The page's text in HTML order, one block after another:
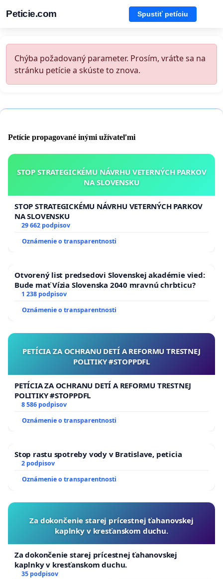
Peticie.com Spustiť petíciu
Chýba požadovaný parameter. Prosím, vráťte sa na
stránku petície a skúste to znova.
Petície propagované inými užívateľmi
STOP STRATEGICKÉMU NÁVRHU VETERNÝCH PARKOV
NA SLOVENSKU
STOP STRATEGICKÉMU NÁVRHU VETERNÝCH PARKOV
NA SLOVENSKU
29 662 podpisov
Oznámenie o transparentnosti
Otvorený list predsedovi Slovenskej akadémie vied:
Bude mať Vízia Slovenska 2040 mravnú chrbticu?
1 238 podpisov
Oznámenie o transparentnosti
PETÍCIA ZA OCHRANU DETÍ A REFORMU TRESTNEJ
POLITIKY #STOPPDFL
PETÍCIA ZA OCHRANU DETÍ A REFORMU TRESTNEJ
POLITIKY #STOPPDFL
8 586 podpisov
Oznámenie o transparentnosti
Stop rastu spotreby vody v Bratislave, peticia
2 podpisov
Oznámenie o transparentnosti
Za dokončenie starej prícestnej ťahanovskej
kaplnky v kresťanskom duchu.
Za dokončenie starej prícestnej ťahanovskej
kaplnky v kresťanskom duchu.
35 podpisov